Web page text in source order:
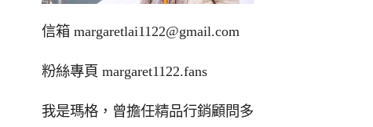
信箱 margaretlai1122@gmail.com
粉絲專頁 margaret1122.fans
我是瑪格，曾擔任精品行銷顧問多